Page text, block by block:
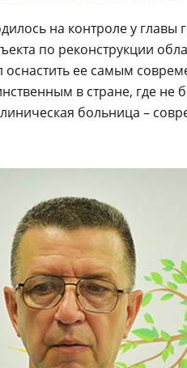
на контроле у главы
по реконструкции
ее самым
в стране, где не
больница –